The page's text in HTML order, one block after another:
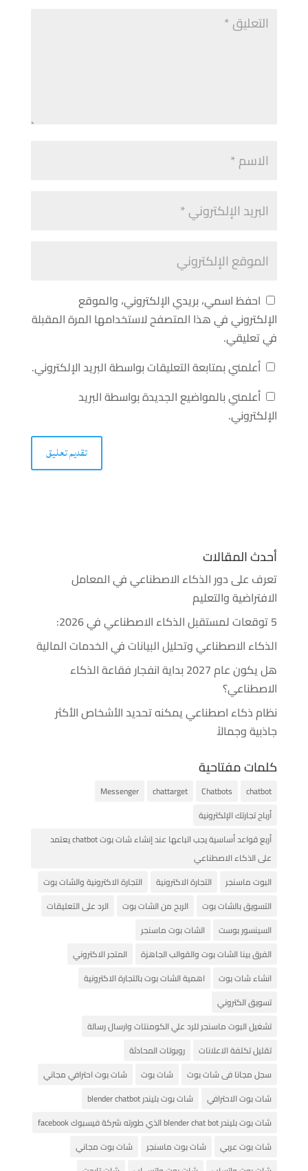
احفظ اسمي، بريدي الإلكتروني، والموقع
الإلكتروني في هذا المتصفح لاستخدامها المرة المقبلة
في تعليقي.
أعلمني بمتابعة التعليقات بواسطة البريد الإلكتروني.
أعلمني بالمواضيع الجديدة بواسطة البريد
الإلكتروني.
أحدث المقالات
تعرف على دور الذكاء الاصطناعي في المعامل
الافتراضية والتعليم
5 توقعات لمستقبل الذكاء الاصطناعي في 2026:
الذكاء الاصطناعي وتحليل البيانات في الخدمات المالية
هل يكون عام 2027 بداية انفجار فقاعة الذكاء
الاصطناعي؟
نظام ذكاء اصطناعي يمكنه تحديد الأشخاص الأكثر
جاذبية وجمالاً
كلمات مفتاحية
chatbot
Chatbots
chattarget
Messenger
أرباح تجارتك الإلكترونية
أربع قواعد أساسية يجب اتباعها عند إنشاء شات بوت chatbot يعتمد
على الذكاء الاصطناعي
البوت ماسنجر
التجارة الاكترونية
التجارة الاكترونية والشات بوت
التسويق بالشات بوت
الربح من الشات بوت
الرد على التعليقات
السينسور بوست
الشات بوت ماسنجر
الفرق بينا الشات بوت والقوالب الجاهزة
المتجر الاكتروني
انشاء شات بوت
اهمية الشات بوت بالتجارة الاكترونية
تسويق الكتروني
تشغيل البوت ماسنجر للرد علي الكومنتات وارسال رسالة
تقليل تكلفة الاعلانات
روبوتات المحادثة
سجل مجانا فى شات بوت
شات بوت
شات بوت احترافي مجاني
شات بوت الاحترافي
شات بوت بليندر blender chatbot
شات بوت بليندر blender chat bot الذي طورته شركة فيسبوك facebook
شات بوت عربي
شات بوت ماسنجر
شات بوت مجاني